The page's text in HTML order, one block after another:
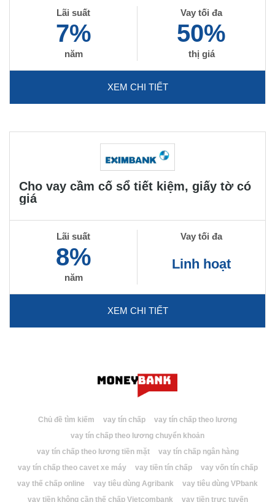
Lãi suất
7%
năm
Vay tối đa
50%
thị giá
XEM CHI TIẾT
Cho vay cầm cố sổ tiết kiệm, giấy tờ có
giá
Lãi suất
8%
năm
Vay tối đa
Linh hoạt
XEM CHI TIẾT
Chủ đề tìm kiếm vay tín chấp
vay tín chấp theo lương
vay tín chấp theo lương chuyển khoản
vay tín chấp theo lương tiền mặt
vay tín chấp ngân hàng
vay tín chấp theo cavet xe máy
vay tiền tín chấp
vay vốn tín chấp
vay thế chấp online
vay tiêu dùng Agribank
vay tiêu dùng VPbank
vay tiền không cần thế chấp Vietcombank
vay tiền trực tuyến